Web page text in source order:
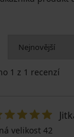
1 z 1 recenzí
velikost 42